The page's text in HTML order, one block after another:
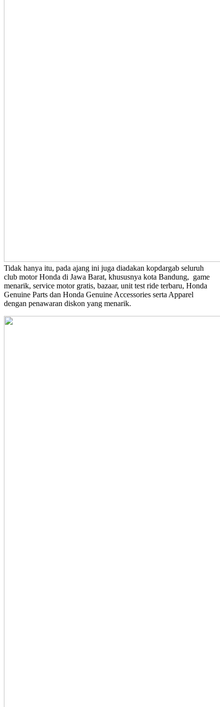
Tidak hanya itu, pada ajang ini juga diadakan kopdargab seluruh
club motor Honda di Jawa Barat, khususnya kota Bandung, game
menarik, service motor gratis, bazaar, unit test ride terbaru, Honda
Genuine Parts dan Honda Genuine Accessories serta Apparel
dengan penawaran diskon yang menarik.